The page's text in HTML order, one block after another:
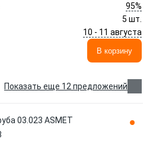
95%
5 шт.
10 - 11 августа
В корзину
Показать еще 12 предложений
03.023 ASMET